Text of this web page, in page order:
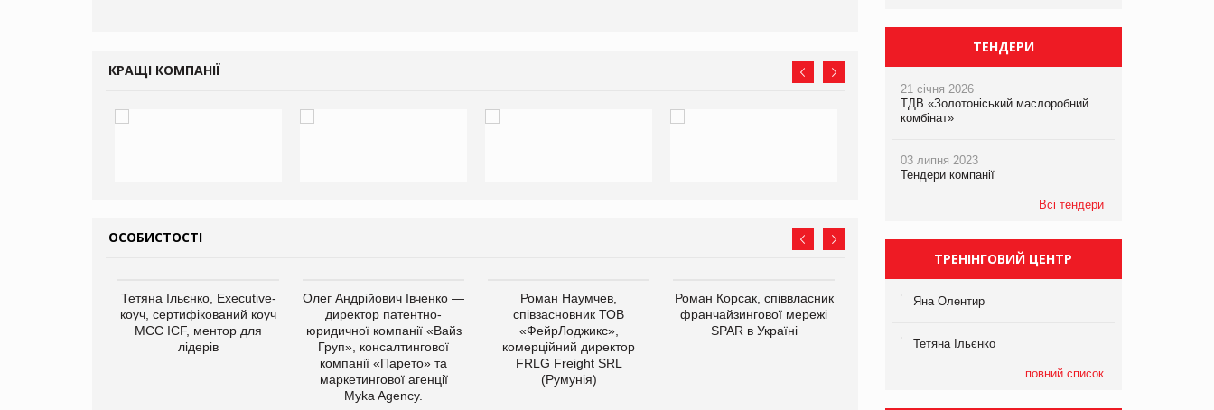
КРАЩІ КОМПАНІЇ
ОСОБИСТОСТІ
Тетяна Ільєнко, Executive-
коуч, сертифікований коуч
МСС ICF, ментор для
лідерів
Олег Андрійович Івченко —
директор патентно-
юридичної компанії «Вайз
Груп», консалтингової
компанії «Парето» та
маркетингової агенції
Myka Agency.
Роман Наумчев,
співзасновник ТОВ
«ФейрЛоджикс»,
комерційний директор
FRLG Freight SRL
(Румунія)
Роман Корсак, співвласник
франчайзингової мережі
SPAR в Україні
Олексій Логачов-Михайлов
виробництва
ТЕНДЕРИ
21 січня 2026
ТДВ «Золотоніський маслоробний
комбінат»
03 липня 2023
Тендери компанії
Всі тендери
ТРЕНІНГОВИЙ ЦЕНТР
Яна Олентир
Тетяна Ільєнко
повний список